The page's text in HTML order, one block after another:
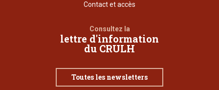
Contact et accès
Consultez la
lettre d'information
du CRULH
Toutes les newsletters